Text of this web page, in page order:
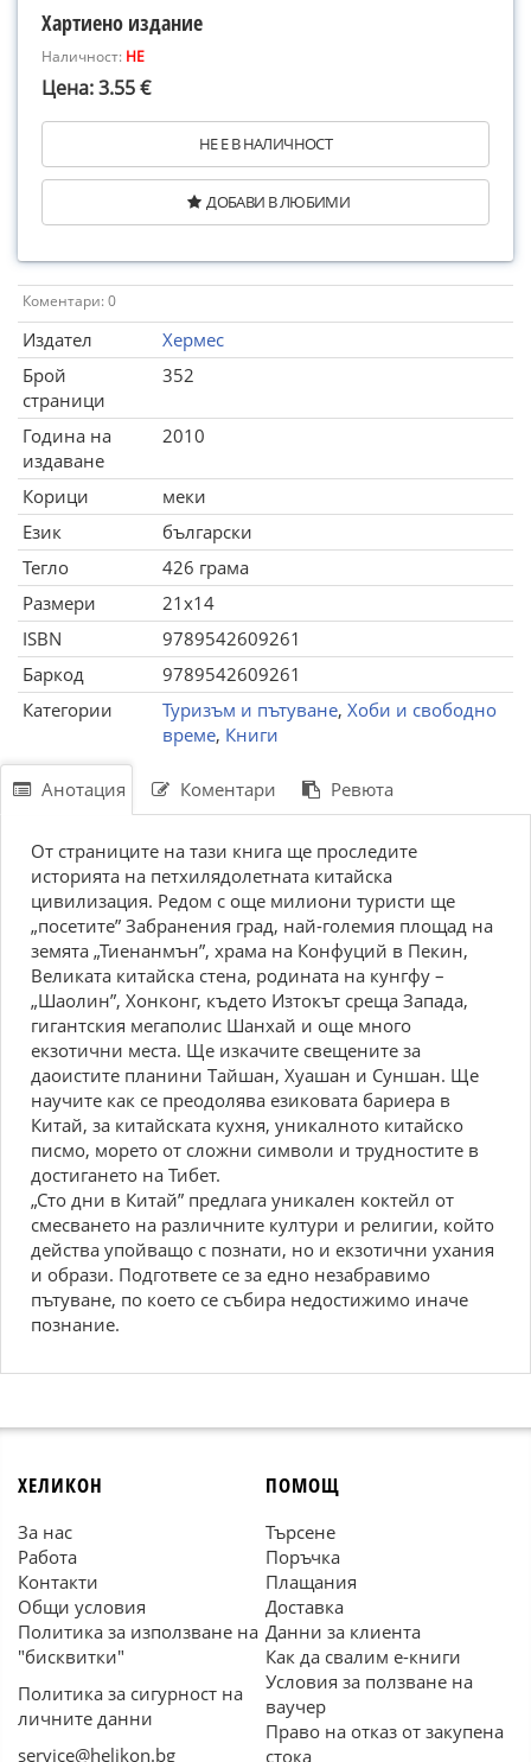
Хартиено издание
Наличност: НЕ
Цена: 3.55 €
НЕ Е В НАЛИЧНОСТ
ДОБАВИ В ЛЮБИМИ
Коментари: 0
Издател
Хермес
Брой
страници
352
Година на
издаване
2010
Корици
меки
Език
български
Тегло
426 грама
Размери
21x14
ISBN
9789542609261
Баркод
9789542609261
Категории
Туризъм и пътуване, Хоби и свободно
време, Книги
Анотация Коментари Ревюта
От страниците на тази книга ще проследите
историята на петхилядолетната китайска
цивилизация. Редом с още милиони туристи ще
„посетите” Забранения град, най-големия площад на
земята „Тиенанмън”, храма на Конфуций в Пекин,
Великата китайска стена, родината на кунгфу –
„Шаолин”, Хонконг, където Изтокът среща Запада,
гигантския мегаполис Шанхай и още много
екзотични места. Ще изкачите свещените за
даоистите планини Тайшан, Хуашан и Суншан. Ще
научите как се преодолява езиковата бариера в
Китай, за китайската кухня, уникалното китайско
писмо, морето от сложни символи и трудностите в
достигането на Тибет.
„Сто дни в Китай” предлага уникален коктейл от
смесването на различните култури и религии, който
действа упойващо с познати, но и екзотични ухания
и образи. Подгответе се за едно незабравимо
пътуване, по което се събира недостижимо иначе
познание.
ХЕЛИКОН
За нас
Работа
Контакти
Общи условия
Политика за използване на
"бисквитки"
Политика за сигурност на
личните данни
service@helikon.bg
ПОМОЩ
Търсене
Поръчка
Плащания
Доставка
Данни за клиента
Как да свалим е-книги
Условия за ползване на
ваучер
Право на отказ от закупена
стока